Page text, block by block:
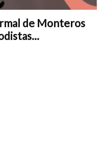
de Monteros